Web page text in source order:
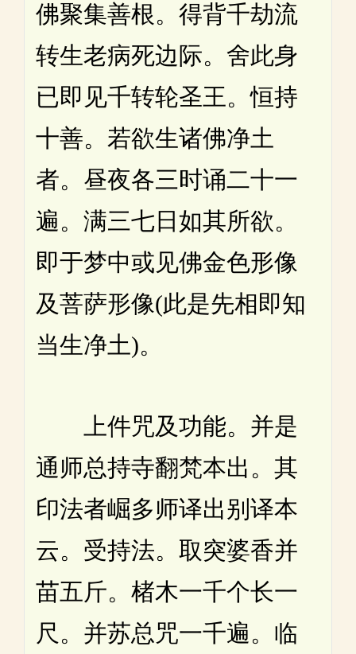
佛聚集善根。得背千劫流
转生老病死边际。舍此身
已即见千转轮圣王。恒持
十善。若欲生诸佛净土
者。昼夜各三时诵二十一
遍。满三七日如其所欲。
即于梦中或见佛金色形像
及菩萨形像(此是先相即知
当生净土)。
上件咒及功能。并是
通师总持寺翻梵本出。其
印法者崛多师译出别译本
云。受持法。取突婆香并
苗五斤。楮木一千个长一
尺。并苏总咒一千遍。临